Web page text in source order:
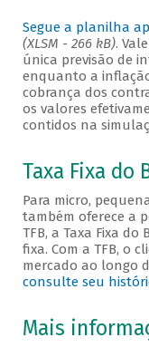
Segue a planilha
(XLSM - 266 kB).
única previsão de
enquanto a
cobrança dos
os valores
contidos na
Taxa Fixa do
Para micro,
também oferece a
TFB, a Taxa Fixa
fixa. Com a TFB, o
mercado ao longo
consulte seu
Mais